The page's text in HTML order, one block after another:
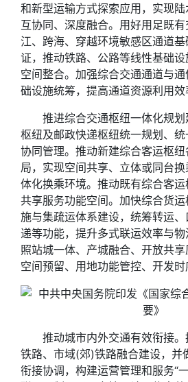
和新型运输方式探索应用，实现
互协同、深度融合。用好用足既
江、跨海、穿越环境敏感区通道
证，推动铁路、公路等线性基础
空间整合。加强综合交通通道与
础设施统筹，提高通道资源利用效
推进综合交通枢纽一体化规划
枢纽及邮政快递枢纽统一规划、统
协同管理。推动新建综合客运枢
局，实现空间共享、立体或同台
体化换乘环境。推动既有综合客运
共享服务功能空间。加快综合货
施与集疏运体系建设，统筹转运
递等功能，提升多式联运效率与
照站城一体、产城融合、开放共
空间预留、用地功能管控、开发时
推动城市内外交通有效衔接。
铁路、市域(郊)铁路融合建设，并
衔接协调，构建运营管理和服务“